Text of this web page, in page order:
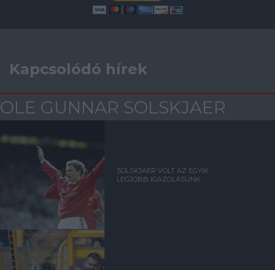
Kapcsolódó hírek
OLE GUNNAR SOLSKJAER
SOLSKJAER VOLT AZ EGYIK
LEGJOBB IGAZOLÁSUNK